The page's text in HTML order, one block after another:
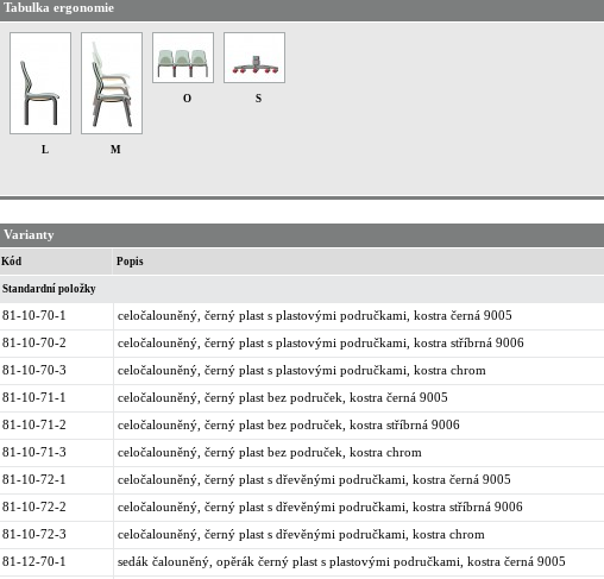
Tabulka ergonomie
L M
O S
Varianty
Kód Popis
Standardní položky
81-10-70-1 celočalouněný, černý plast s plastovými područkami, kostra černá 9005
81-10-70-2 celočalouněný, černý plast s plastovými područkami, kostra stříbrná 9006
81-10-70-3 celočalouněný, černý plast s plastovými područkami, kostra chrom
81-10-71-1 celočalouněný, černý plast bez područek, kostra černá 9005
81-10-71-2 celočalouněný, černý plast bez područek, kostra stříbrná 9006
81-10-71-3 celočalouněný, černý plast bez područek, kostra chrom
81-10-72-1 celočalouněný, černý plast s dřevěnými područkami, kostra černá 9005
81-10-72-2 celočalouněný, černý plast s dřevěnými područkami, kostra stříbrná 9006
81-10-72-3 celočalouněný, černý plast s dřevěnými područkami, kostra chrom
81-12-70-1 sedák čalouněný, opěrák černý plast s plastovými područkami, kostra černá 9005